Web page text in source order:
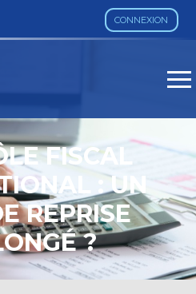
CONNEXION
FISCAL
: UN
REPRISE
?